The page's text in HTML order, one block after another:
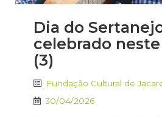
Dia do
celebrado
(3)
Fundação Cultural de
30/04/2026